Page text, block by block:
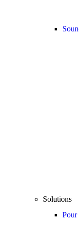
Solutions
Pour